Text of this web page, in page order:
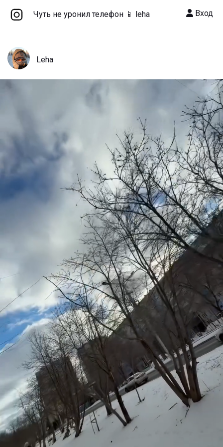
Чуть не уронил телефон 📱 leha Вход
Leha